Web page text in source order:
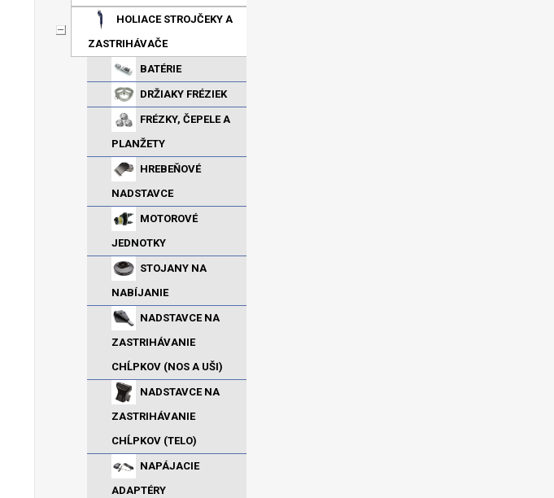
HOLIACE STROJČEKY A
ZASTRIHÁVAČE
BATÉRIE
DRŽIAKY FRÉZIEK
FRÉZKY, ČEPELE A
PLANŽETY
HREBEŇOVÉ
NADSTAVCE
MOTOROVÉ
JEDNOTKY
STOJANY NA
NABÍJANIE
NADSTAVCE NA
ZASTRIHÁVANIE
CHĹPKOV (NOS A UŠI)
NADSTAVCE NA
ZASTRIHÁVANIE
CHĹPKOV (TELO)
NAPÁJACIE
ADAPTÉRY